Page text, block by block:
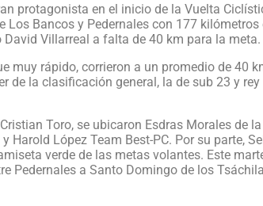
protagonista en el inicio de la Vuelta
Los Bancos y Pedernales con 177
David Villarreal a falta de 40 km para la meta.
muy rápido, corrieron a un promedio de 40
de la clasificación general, la de sub 23 y
Toro, se ubicaron Esdras Morales de
y Harold López Team Best-PC. Por su parte,
verde de las metas volantes. Este
Pedernales a Santo Domingo de los